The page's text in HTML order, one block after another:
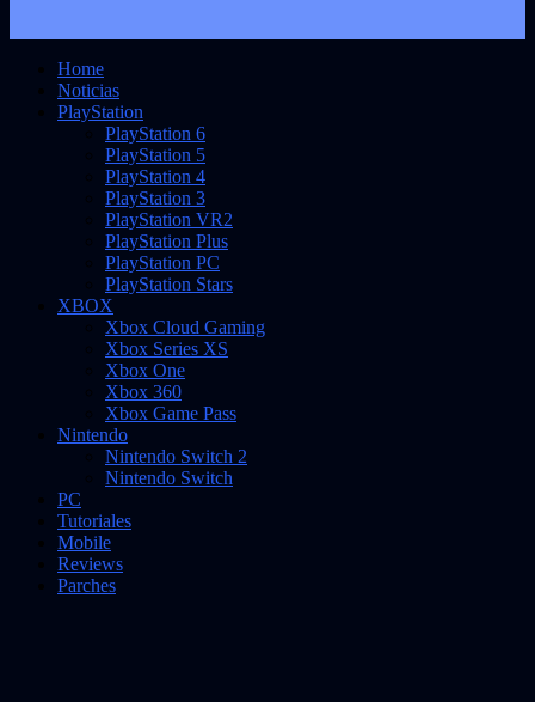
Home
Noticias
PlayStation
PlayStation 6
PlayStation 5
PlayStation 4
PlayStation 3
PlayStation VR2
PlayStation Plus
PlayStation PC
PlayStation Stars
XBOX
Xbox Cloud Gaming
Xbox Series XS
Xbox One
Xbox 360
Xbox Game Pass
Nintendo
Nintendo Switch 2
Nintendo Switch
PC
Tutoriales
Mobile
Reviews
Parches